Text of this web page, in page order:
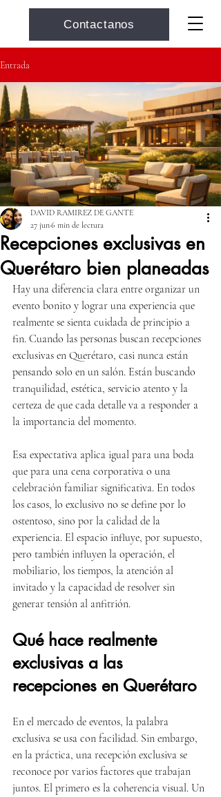
Contactanos
Entrada
Recepciones exclusivas en
Querétaro bien planeadas
DAVID RAMIREZ DE GANTE
27 jun6 min de lectura
Hay una diferencia clara entre organizar un
evento bonito y lograr una experiencia que
realmente se sienta cuidada de principio a
fin. Cuando las personas buscan recepciones
exclusivas en Querétaro, casi nunca están
pensando solo en un salón. Están buscando
tranquilidad, estética, servicio atento y la
certeza de que cada detalle va a responder a
la importancia del momento.
Esa expectativa aplica igual para una boda
que para una cena corporativa o una
celebración familiar significativa. En todos
los casos, lo exclusivo no se define por lo
ostentoso, sino por la calidad de la
experiencia. El espacio influye, por supuesto,
pero también influyen la operación, el
mobiliario, los tiempos, la atención al
invitado y la capacidad de resolver sin
generar tensión al anfitrión.
Qué hace realmente
exclusivas a las
recepciones en Querétaro
En el mercado de eventos, la palabra
exclusiva se usa con facilidad. Sin embargo,
en la práctica, una recepción exclusiva se
reconoce por varios factores que trabajan
juntos. El primero es la coherencia visual. Un